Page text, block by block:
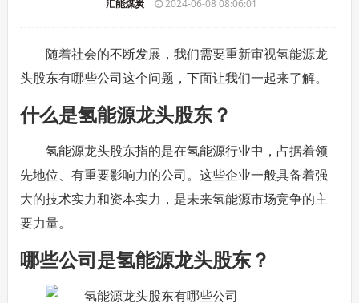
汇能煤炭 2024-06-08 08:06:01
随着社会的不断发展，我们需要重新审视氢能源龙
头股东有哪些公司这个问题，下面让我们一起来了解。
什么是氢能源龙头股东？
氢能源龙头股东指的是在氢能源行业中，占据着领
先地位、有重要影响力的公司。这些企业一般具备着强
大的技术实力和资本实力，是未来氢能源市场竞争的主
要力量。
哪些公司是氢能源龙头股东？